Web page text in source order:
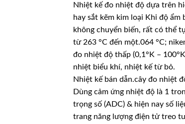
Nhiệt kế đo nhiệt độ dựa trên
hay sắt kẽm kim loại Khi độ
không chuyển biến, rất có thể
từ 263 °C đến một.064 °C;
đo nhiệt độ thấp (0,1°K –
nhiệt biểu khí, nhiệt kế từ bỏ.
Nhiệt kế bán dẫn.cây đo nhiệt
Dùng cảm ứng nhiệt độ là 1
trọng số (ADC) & hiện nay số
trang năng lượng điện tử treo